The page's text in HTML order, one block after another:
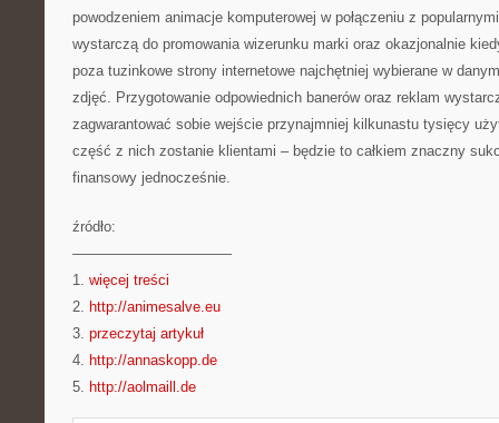
powodzeniem animacje komputerowej w połączeniu z
wystarczą do promowania wizerunku marki oraz okazjonalnie
poza tuzinkowe strony internetowe najchętniej wybierane w
zdjęć. Przygotowanie odpowiednich banerów oraz reklam
zagwarantować sobie wejście przynajmniej kilkunastu tysięcy
część z nich zostanie klientami – będzie to całkiem znaczny
finansowy jednocześnie.
źródło:
———————————
1. więcej treści
2. http://animesalve.eu
3. przeczytaj artykuł
4. http://annaskopp.de
5. http://aolmaill.de